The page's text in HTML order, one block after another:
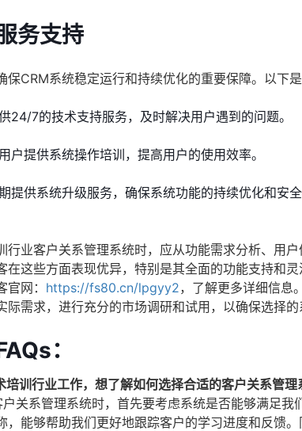
务支持
保CRM系统稳定运行和持续优化的重要保障。以下
24/7的技术支持服务，及时解决用户遇到的问题。
户提供系统操作培训，提高用户的使用效率。
提供系统升级服务，确保系统功能的持续优化和安全
行业客户关系管理系统时，应从功能需求分析、用
在这些方面表现优异，特别是其全面的功能支持和
网： https://fs80.cn/lpgyy2，了解更多详细信息
际需求，进行充分的市场调研和试用，以确保选择的
：
培训行业工作，想了解如何选择合适的客户关系管理
关系管理系统时，首先要考虑系统是否能够满足
，能够帮助我们更好地跟踪客户的学习进度和反馈